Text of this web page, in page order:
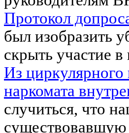
Протокол
был изобразить
скрыть участие
Из
наркомата
случиться, что
существовавшую